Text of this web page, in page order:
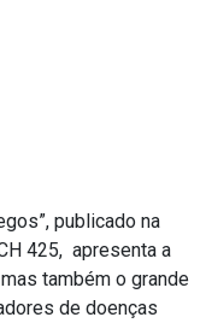
publicado na
425, apresenta a
também o grande
de doenças